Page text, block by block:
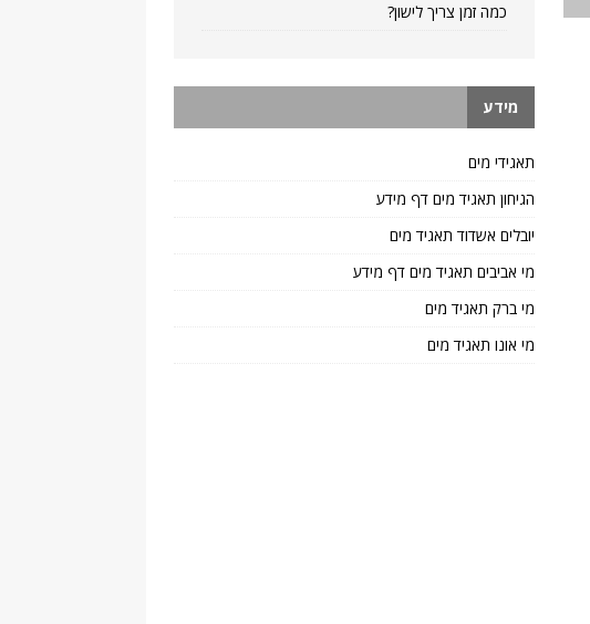
כמה זמן צריך לישון?
מידע
תאגידי מים
הגיחון תאגיד מים דף מידע
יובלים אשדוד תאגיד מים
מי אביבים תאגיד מים דף מידע
מי ברק תאגיד מים
מי אונו תאגיד מים